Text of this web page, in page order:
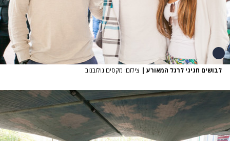
לבושים חגיגי לרגל המאורע | צילום: מקסים גולובנוב